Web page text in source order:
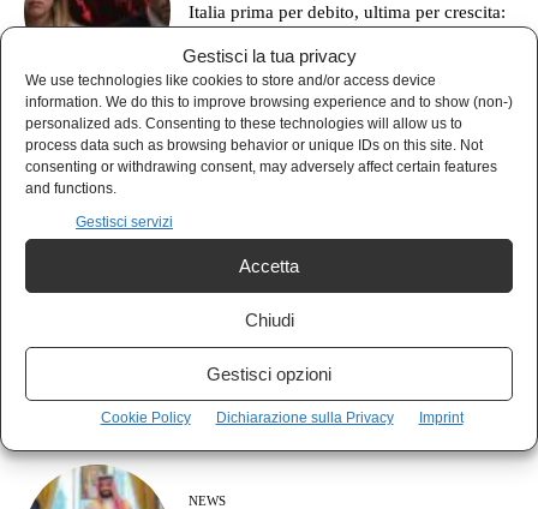
Gestisci la tua privacy
We use technologies like cookies to store and/or access device
information. We do this to improve browsing experience and to show (non-)
personalized ads. Consenting to these technologies will allow us to
process data such as browsing behavior or unique IDs on this site. Not
consenting or withdrawing consent, may adversely affect certain features
and functions.
Gestisci servizi
Accetta
Chiudi
Gestisci opzioni
Cookie Policy Dichiarazione sulla Privacy Imprint
Italia prima per debito, ultima per crescita:
le armi prima degli stipendi
Il Giappone indica la Cina come nemico:
pronto a combattere fino a Taiwan
NEWS